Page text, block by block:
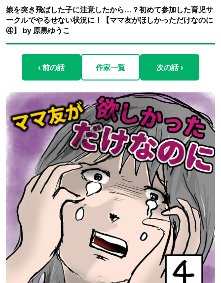
娘を突き飛ばした子に注意したから…？初めて参加した育児サ
ークルでやるせない状況に！【ママ友がほしかっただけなのに
④】 by 原黒ゆうこ
‹ 前の話 作家一覧 次の話 ›